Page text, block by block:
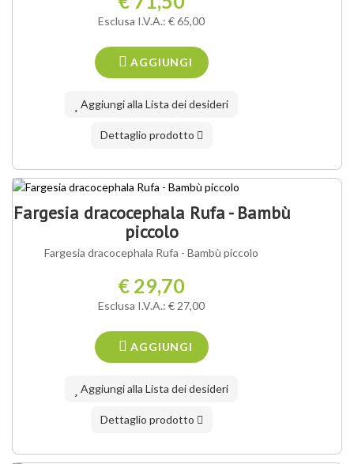
Esclusa I.V.A.: € 65,00
AGGIUNGI
Aggiungi alla Lista dei desideri
Dettaglio prodotto
OFFERTA SPECIALE
Fargesia dracocephala Rufa - Bambù
piccolo
Fargesia dracocephala Rufa - Bambù piccolo
€ 29,70
Esclusa I.V.A.: € 27,00
AGGIUNGI
Aggiungi alla Lista dei desideri
Dettaglio prodotto